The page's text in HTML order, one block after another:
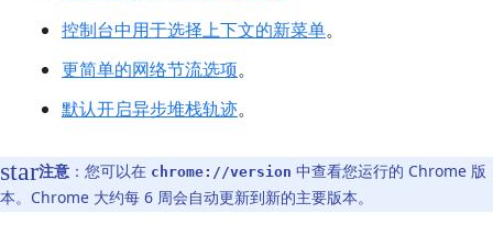
控制台中用于选择上下文的新菜单。
更简单的网络节流选项。
默认开启异步堆栈轨迹。
注意 ：您可以在 chrome://version 中查看您运行的 Chrome 版
本。Chrome 大约每 6 周会自动更新到新的主要版本。